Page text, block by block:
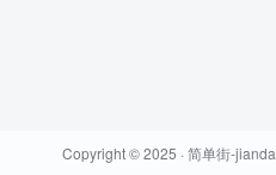
Copyright © 2025 · 简单街-